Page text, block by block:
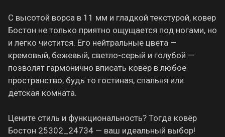
С высотой ворса в 11 мм и гладкой текстурой, ковер
Бостон не только приятно ощущается под ногами, но
и легко чистится. Его нейтральные цвета —
кремовый, бежевый, светло-серый и голубой —
позволят гармонично вписать ковёр в любое
пространство, будь то гостиная, спальня или
детская комната.
Цените стиль и функциональность? Тогда ковёр
Бостон 25302_24734 — ваш идеальный выбор!